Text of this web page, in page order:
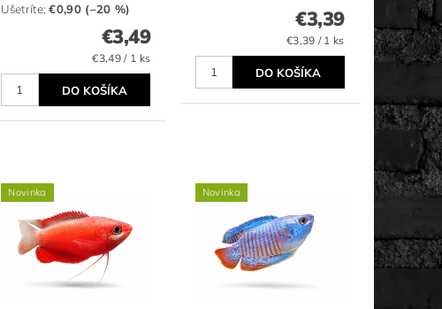
Ušetríte:€0,90 (–20 %)
€3,49
€3,49 / 1 ks
€3,39
€3,39 / 1 ks
Novinka Novinka